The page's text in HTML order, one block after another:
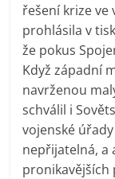
řešení krize ve
prohlásila v
že pokus
Když západní
navrženou
schválil i
vojenské
nepřijatelná, a
pronikavějších